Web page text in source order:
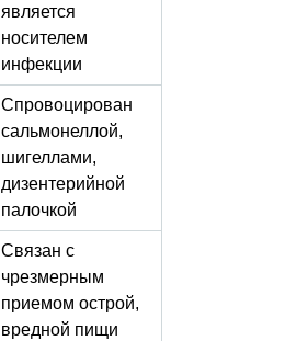
является
носителем
инфекции
Спровоцирован
сальмонеллой,
шигеллами,
дизентерийной
палочкой
Связан с
чрезмерным
приемом острой,
вредной пищи